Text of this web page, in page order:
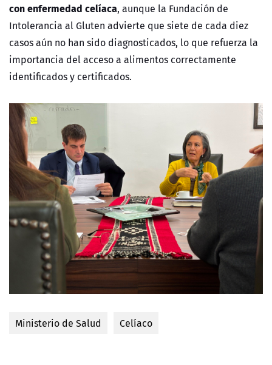
con enfermedad celíaca, aunque la Fundación de
Intolerancia al Gluten advierte que siete de cada diez
casos aún no han sido diagnosticados, lo que refuerza la
importancia del acceso a alimentos correctamente
identificados y certificados.
Ministerio de Salud Celíaco